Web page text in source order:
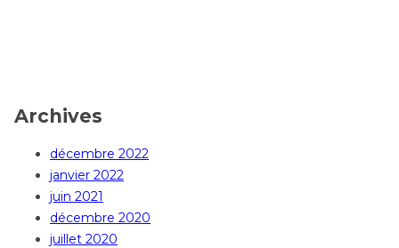
Archives
décembre 2022
janvier 2022
juin 2021
décembre 2020
juillet 2020